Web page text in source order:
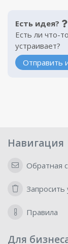
Есть идея?
Есть ли что-
устраивает?
Отправить
Навигация
Обратная
Запросить
Правила
Для